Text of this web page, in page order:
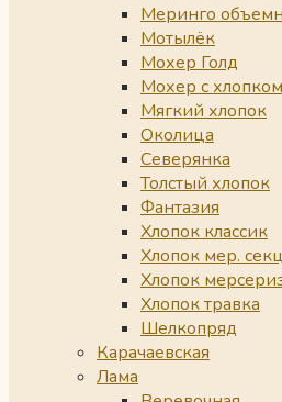
Меринго
Мотылёк
Мохер Голд
Мохер с хлопком
Мягкий хлопок
Околица
Северянка
Толстый хлопок
Фантазия
Хлопок классик
Хлопок мер.
Хлопок
Хлопок травка
Шелкопряд
Карачаевская
Лама